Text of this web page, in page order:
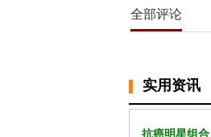
全部评论
实用资讯
抗癌明星组